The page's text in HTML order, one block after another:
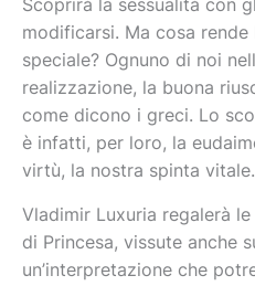
Scoprirà la sessualità con
modificarsi. Ma cosa
speciale? Ognuno di noi
realizzazione, la buona
come dicono i greci. Lo
è infatti, per loro, la
virtù, la nostra spinta vitale.
Vladimir Luxuria regalerà
di Princesa, vissute anche
un’interpretazione che